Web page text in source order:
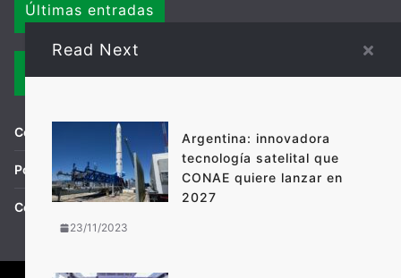
Últimas entradas
Links
Condiciones de uso
Política de privacidad
Contacto
Read Next
Argentina: innovadora
tecnología satelital que
CONAE quiere lanzar en
2027
23/11/2023